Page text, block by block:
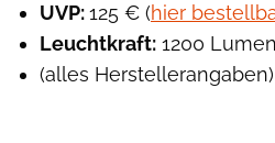
UVP:125 € (hier
Leuchtkraft: 1200 Lumen
(alles Herstellerangaben)